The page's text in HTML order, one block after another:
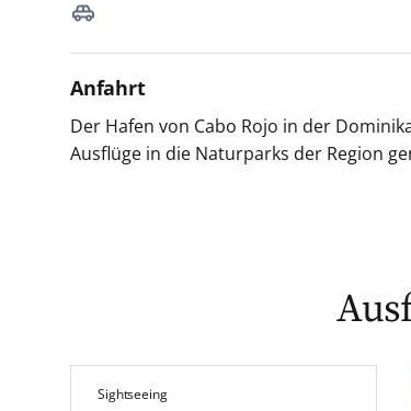
Anfahrt
Der Hafen von Cabo Rojo in der
Ausflüge in die Naturparks der Region
Sightseeing